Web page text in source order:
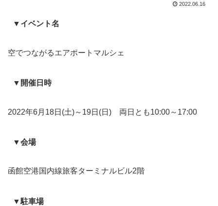
2022.06.16
▼イベント名
空でつながるエアポートマルシェ
▼開催日時
2022年6月18日(土)～19日(日) 両日とも10:00～17:00
▼会場
函館空港国内線旅客ターミナルビル2階
▼駐車場